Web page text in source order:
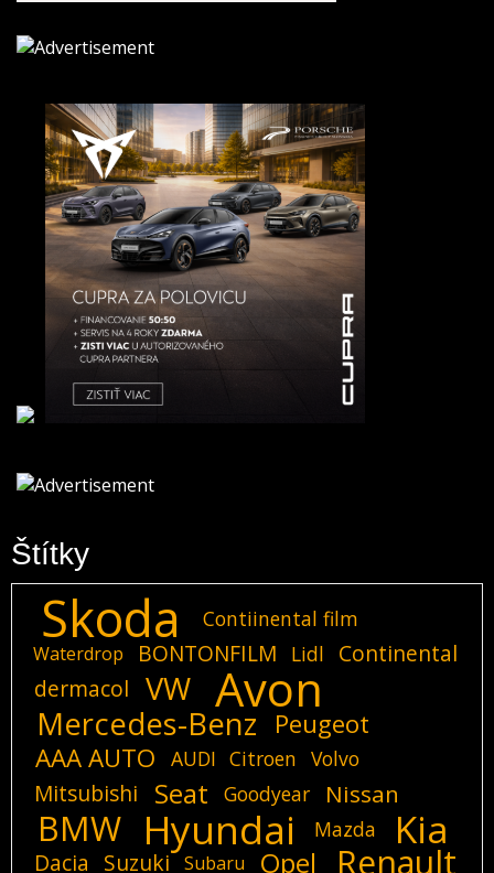
Štítky
Skoda Contiinental film
Waterdrop BONTONFILM Lidl
Continental
dermacol
VW Avon
Mercedes-Benz
Peugeot
AAA AUTO
AUDI Citroen Volvo
Mitsubishi Seat Goodyear Nissan
BMW Hyundai Mazda Kia
Dacia Suzuki Subaru Opel Renault